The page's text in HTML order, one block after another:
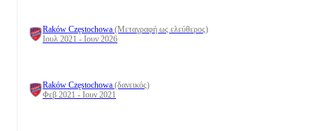
Raków Częstochowa (Μεταγραφή ως ελεύθερος)
Ιουλ 2021 - Ιουν 2026
Raków Częstochowa (δανεικός)
Φεβ 2021 - Ιουν 2021